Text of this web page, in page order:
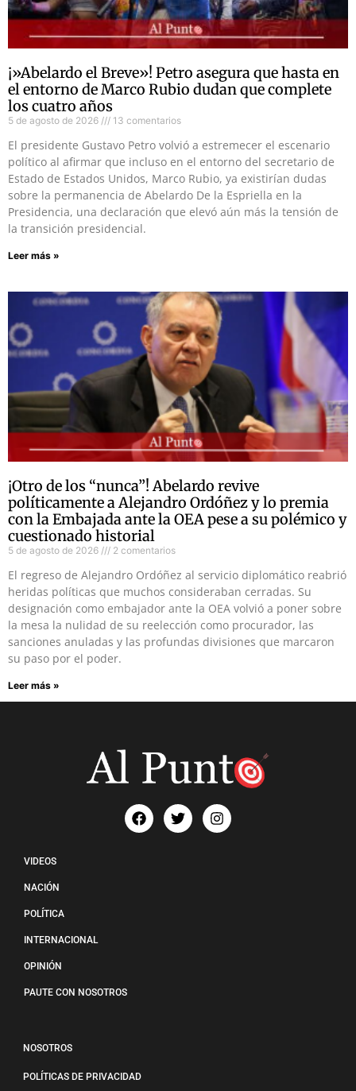
¡»Abelardo el Breve»! Petro asegura que hasta en
el entorno de Marco Rubio dudan que complete
los cuatro años
5 de agosto de 2026 13 comentarios
El presidente Gustavo Petro volvió a estremecer el escenario
político al afirmar que incluso en el entorno del secretario de
Estado de Estados Unidos, Marco Rubio, ya existirían dudas
sobre la permanencia de Abelardo De la Espriella en la
Presidencia, una declaración que elevó aún más la tensión de
la transición presidencial.
Leer más »
¡Otro de los “nunca”! Abelardo revive
políticamente a Alejandro Ordóñez y lo premia
con la Embajada ante la OEA pese a su polémico y
cuestionado historial
5 de agosto de 2026 2 comentarios
El regreso de Alejandro Ordóñez al servicio diplomático reabrió
heridas políticas que muchos consideraban cerradas. Su
designación como embajador ante la OEA volvió a poner sobre
la mesa la nulidad de su reelección como procurador, las
sanciones anuladas y las profundas divisiones que marcaron
su paso por el poder.
Leer más »
VIDEOS
NACIÓN
POLÍTICA
INTERNACIONAL
OPINIÓN
PAUTE CON NOSOTROS
NOSOTROS
POLÍTICAS DE PRIVACIDAD